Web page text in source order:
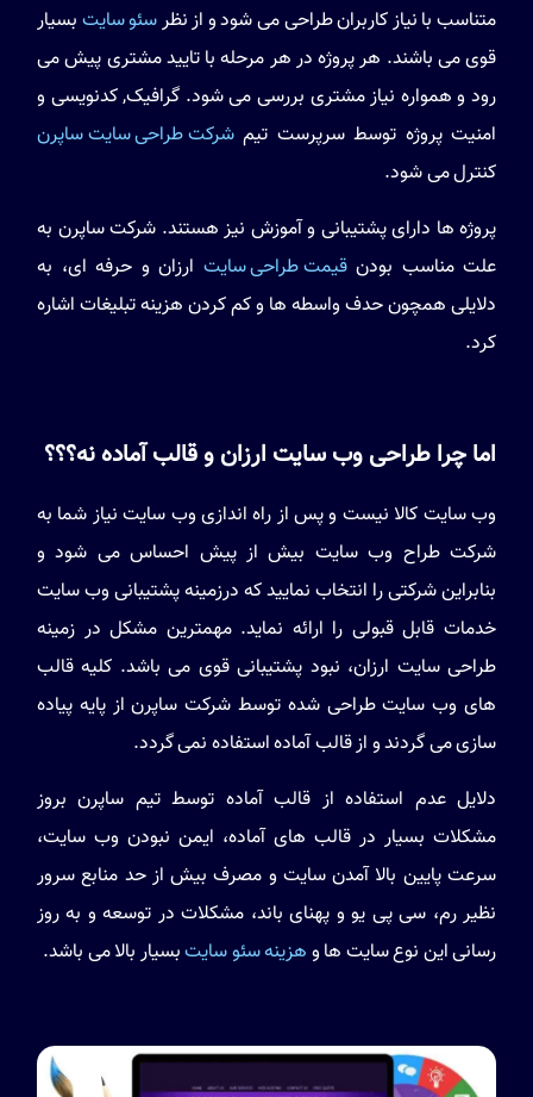
متناسب با نیاز کاربران طراحی می شود و از نظرسئو سایت بسیار
قوی می باشند. هر پروژه در هر مرحله با تایید مشتری پیش می
رود و همواره نیاز مشتری بررسی می شود. گرافیک, کدنویسی و
امنیت پروژه توسط سرپرست تیمشرکت طراحی سایت ساپرن
کنترل می شود.
پروژه ها دارای پشتیبانی و آموزش نیز هستند. شرکت ساپرن به
علت مناسب بودنقیمت طراحی سایت ارزان و حرفه ای، به
دلایلی همچون حدف واسطه ها و کم کردن هزینه تبلیغات اشاره
کرد.
اما چرا طراحی وب سایت ارزان و قالب آماده نه؟؟؟
وب سایت کالا نیست و پس از راه اندازی وب سایت نیاز شما به
شرکت طراح وب سایت بیش از پیش احساس می شود و
بنابراین شرکتی را انتخاب نمایید که درزمینه پشتیبانی وب سایت
خدمات قابل قبولی را ارائه نماید. مهمترین مشکل در زمینه
طراحی سایت ارزان، نبود پشتیبانی قوی می باشد. کلیه قالب
های وب سایت طراحی شده توسط شرکت ساپرن از پایه پیاده
سازی می گردند و از قالب آماده استفاده نمی گردد.
دلایل عدم استفاده از قالب آماده توسط تیم ساپرن بروز
مشکلات بسیار در قالب های آماده، ایمن نبودن وب سایت،
سرعت پایین بالا آمدن سایت و مصرف بیش از حد منابع سرور
نظیر رم، سی پی یو و پهنای باند، مشکلات در توسعه و به روز
رسانی این نوع سایت ها و هزینه سئو سایتبسیار بالا می باشد.